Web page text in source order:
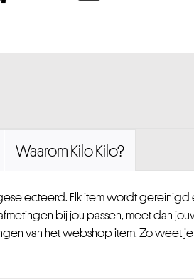
Waarom Kilo Kilo?
Elk item wordt gereinigd
bij jou passen, meet dan
van het webshop item. Zo weet